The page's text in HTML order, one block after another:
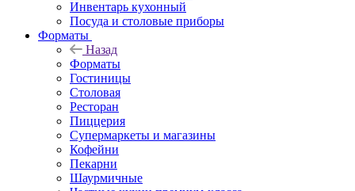
Инвентарь кухонный
Посуда и столовые приборы
Форматы
Назад
Форматы
Гостиницы
Столовая
Ресторан
Пиццерия
Супермаркеты и магазины
Кофейни
Пекарни
Шаурмичные